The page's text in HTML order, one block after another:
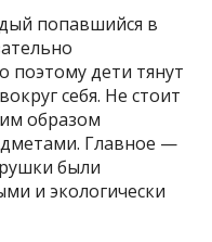
попавшийся в
поэтому дети тянут
себя. Не стоит
образом
Главное —
были
и экологически